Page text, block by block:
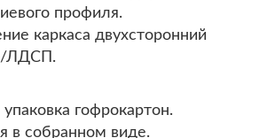
профиля.
каркаса двухсторонний
ЛДСП.
гофрокартон.
в собранном виде.